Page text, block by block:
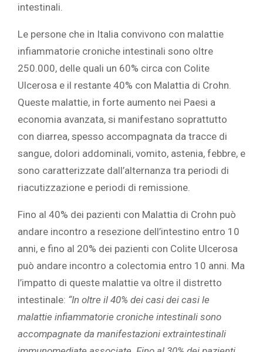
intestinali.
Le persone che in Italia convivono con malattie
infiammatorie croniche intestinali sono oltre
250.000, delle quali un 60% circa con Colite
Ulcerosa e il restante 40% con Malattia di Crohn.
Queste malattie, in forte aumento nei Paesi a
economia avanzata, si manifestano soprattutto
con diarrea, spesso accompagnata da tracce di
sangue, dolori addominali, vomito, astenia, febbre, e
sono caratterizzate dall’alternanza tra periodi di
riacutizzazione e periodi di remissione.
Fino al 40% dei pazienti con Malattia di Crohn può
andare incontro a resezione dell’intestino entro 10
anni, e fino al 20% dei pazienti con Colite Ulcerosa
può andare incontro a colectomia entro 10 anni. Ma
l’impatto di queste malattie va oltre il distretto
intestinale: “In oltre il 40% dei casi dei casi le
malattie infiammatorie croniche intestinali sono
accompagnate da manifestazioni extraintestinali